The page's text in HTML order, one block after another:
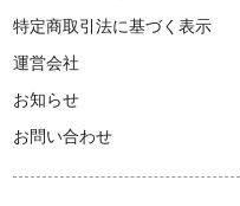
特定商取引法に基づく表示
運営会社
お知らせ
お問い合わせ